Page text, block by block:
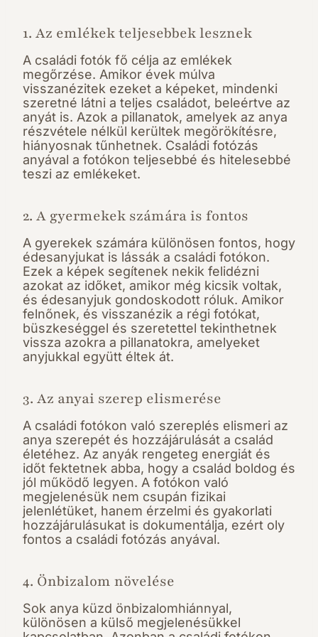
1. Az emlékek teljesebbek lesznek
A családi fotók fő célja az emlékek
megőrzése. Amikor évek múlva
visszanézitek ezeket a képeket, mindenki
szeretné látni a teljes családot, beleértve az
anyát is. Azok a pillanatok, amelyek az anya
részvétele nélkül kerültek megörökítésre,
hiányosnak tűnhetnek. Családi fotózás
anyával a fotókon teljesebbé és hitelesebbé
teszi az emlékeket.
2. A gyermekek számára is fontos
A gyerekek számára különösen fontos, hogy
édesanyjukat is lássák a családi fotókon.
Ezek a képek segítenek nekik felidézni
azokat az időket, amikor még kicsik voltak,
és édesanyjuk gondoskodott róluk. Amikor
felnőnek, és visszanézik a régi fotókat,
büszkeséggel és szeretettel tekinthetnek
vissza azokra a pillanatokra, amelyeket
anyjukkal együtt éltek át.
3. Az anyai szerep elismerése
A családi fotókon való szereplés elismeri az
anya szerepét és hozzájárulását a család
életéhez. Az anyák rengeteg energiát és
időt fektetnek abba, hogy a család boldog és
jól működő legyen. A fotókon való
megjelenésük nem csupán fizikai
jelenlétüket, hanem érzelmi és gyakorlati
hozzájárulásukat is dokumentálja, ezért oly
fontos a családi fotózás anyával.
4. Önbizalom növelése
Sok anya küzd önbizalomhiánnyal,
különösen a külső megjelenésükkel